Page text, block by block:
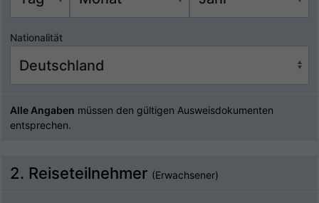
Nationalität
Alle Angaben müssen den gültigen Ausweisdokumenten
entsprechen.
2. Reiseteilnehmer (Erwachsener)